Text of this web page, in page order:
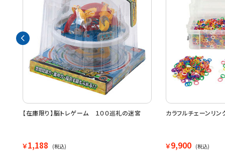
【在庫限り】脳トレゲーム １００巡礼の迷宮
￥1,188 (税込)
カラフルチェーンリ
￥9,900 (税込)